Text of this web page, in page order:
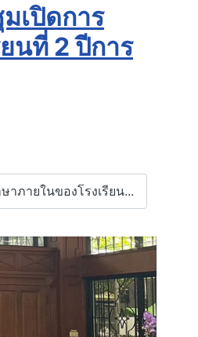
เปิดการ
นที่ 2 ปีการ
ภายในของโรงเรียน...